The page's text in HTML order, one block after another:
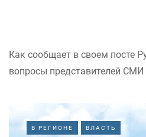
Как сообщает в своем посте
вопросы представителей СМИ
В РЕГИОНЕ ВЛАСТЬ